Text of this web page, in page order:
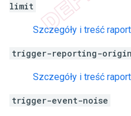
limit
Szczegóły i treść
trigger-reporting-
Szczegóły i treść
trigger-event-noise